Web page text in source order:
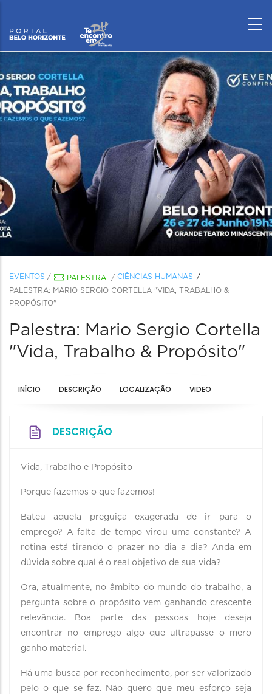
EVENTOS / PALESTRA / CIÊNCIAS HUMANAS
PALESTRA: MARIO SERGIO CORTELLA "VIDA, TRABALHO &
PROPÓSITO"
Palestra: Mario Sergio Cortella
"Vida, Trabalho & Propósito"
INÍCIO DESCRIÇÃO LOCALIZAÇÃO VIDEO
DESCRIÇÃO
Vida, Trabalho e Propósito
Porque fazemos o que fazemos!
Bateu aquela preguiça exagerada de ir para o
emprego? A falta de tempo virou uma constante? A
rotina está tirando o prazer no dia a dia? Anda em
dúvida sobre qual é o real objetivo de sua vida?
Ora, atualmente, no âmbito do mundo do trabalho, a
pergunta sobre o propósito vem ganhando crescente
relevância. Boa parte das pessoas hoje deseja
encontrar no emprego algo que ultrapasse o mero
ganho material.
Há uma busca por reconhecimento, por ser valorizado
pelo o que se faz. Não quero que meu esforço seja